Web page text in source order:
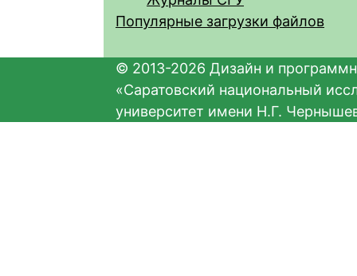
Популярные загрузки файлов
© 2013-2026 Дизайн и
«Саратовский национальный
университет имени Н.Г.